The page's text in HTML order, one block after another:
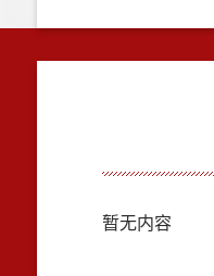
暂无内容